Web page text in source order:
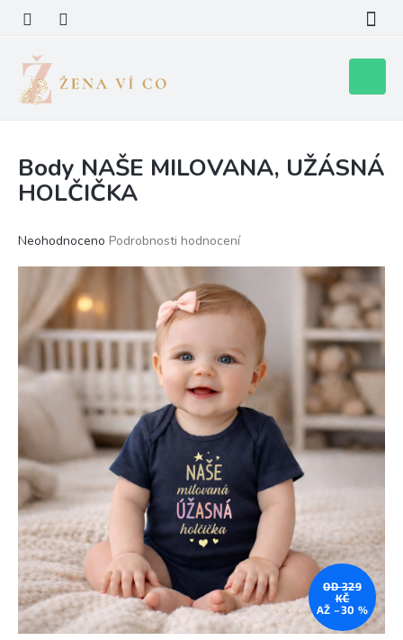
obsah
košík
Body NAŠE MILOVANA, UŽÁSNÁ
HOLČIČKA
Průměrné
0,0
5
Neohodnoceno Podrobnosti hodnocení
OD 329
KČ
AŽ –30 %